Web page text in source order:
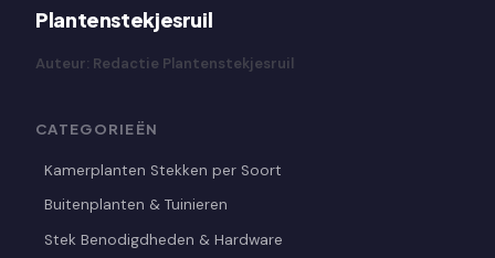
Plantenstekjesruil
Auteur: Redactie Plantenstekjesruil
CATEGORIEËN
Kamerplanten Stekken per Soort
Buitenplanten & Tuinieren
Stek Benodigdheden & Hardware